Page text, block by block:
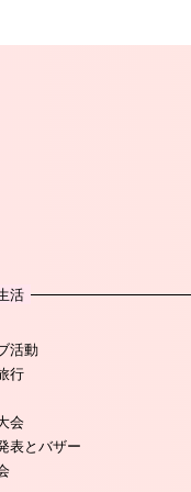
活
活動
行
会
表とバザー